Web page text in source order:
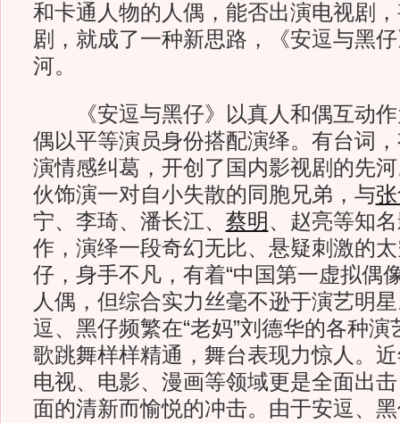
和卡通人物的人偶，能否出演电视剧
剧，就成了一种新思路，《安逗与黑
河。
《安逗与黑仔》以真人和偶互动作
偶以平等演员身份搭配演绎。有台词
演情感纠葛，开创了国内影视剧的先
伙饰演一对自小失散的同胞兄弟，与
宁、李琦、潘长江、 蔡明 、赵亮等知
作，演绎一段奇幻无比、悬疑刺激的
仔，身手不凡，有着“中国第一虚拟偶
人偶，但综合实力丝毫不逊于演艺明
逗、黑仔频繁在“老妈”刘德华的各种
歌跳舞样样精通，舞台表现力惊人。
电视、电影、漫画等领域更是全面出
面的清新而愉悦的冲击。由于安逗、